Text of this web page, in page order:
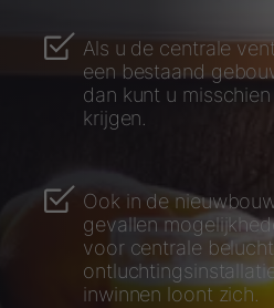
Als u de centrale
een bestaand
dan kunt u
krijgen.
Ook in de
gevallen
voor centrale
inwinnen loont zich.